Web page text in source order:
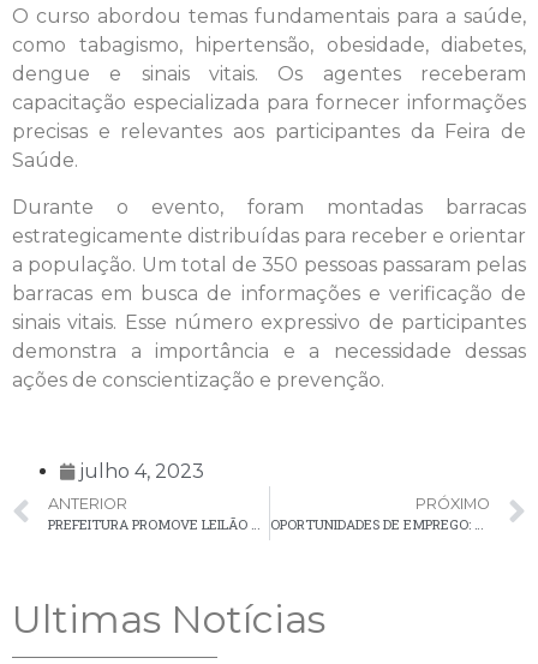
O curso abordou temas fundamentais para a saúde,
como tabagismo, hipertensão, obesidade, diabetes,
dengue e sinais vitais. Os agentes receberam
capacitação especializada para fornecer informações
precisas e relevantes aos participantes da Feira de
Saúde.
Durante o evento, foram montadas barracas
estrategicamente distribuídas para receber e orientar
a população. Um total de 350 pessoas passaram pelas
barracas em busca de informações e verificação de
sinais vitais. Esse número expressivo de participantes
demonstra a importância e a necessidade dessas
ações de conscientização e prevenção.
julho 4, 2023
ANTERIOR
PREFEITURA PROMOVE LEILÃO DE VEÍCULOS LEVES, ÔNIBUS, MÁQUINAS, MÓVEIS, SUCATAS E OUTROS ITENS – PARTICIPAÇÃO ONLINE DISPONÍVEL
PRÓXIMO
OPORTUNIDADES DE EMPREGO: ENTREVISTAS PARA DIVERSAS ÁREAS PROFISSIONAIS
Ultimas Notícias